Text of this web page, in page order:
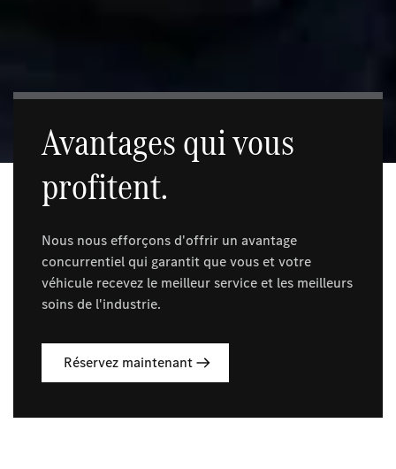
Avantages qui vous
profitent.
Nous nous efforçons d'offrir un avantage
concurrentiel qui garantit que vous et votre
véhicule recevez le meilleur service et les meilleurs
soins de l'industrie.
Réservez maintenant